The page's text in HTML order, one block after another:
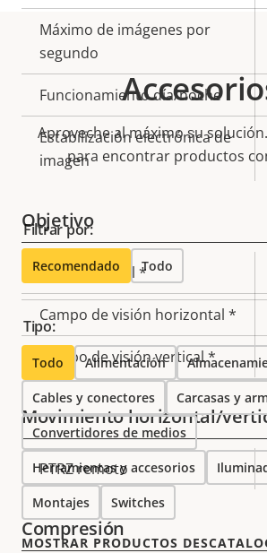
propiedad
propiedad
Máximo de imágenes por
segundo
Funcionamiento día/noche
Estabilización electrónica de
imagen
Objetivo
Descripción
de
propiedad
Valor de
la
propiedad
Longitud focal *
Campo de visión horizontal *
Campo de visión vertical *
Movimiento horizontal/
Descripción
de
propiedad
Valor de
propiedad
PTRZ remoto
Compresión
Aproveche al máximo su
para encontrar productos
Filtrar por:
Recomendado Todo
Tipo:
Todo Alimentación
Cables y conectores Carcasas y
Convertidores de medios
Herramientas y accesorios
Montajes Switches
MOSTRAR PRODUCTOS